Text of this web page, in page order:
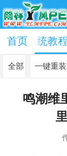
系统教
首页
全部 一键重
鸣潮维